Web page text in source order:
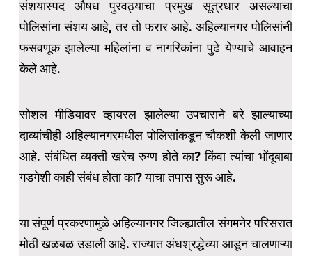
संशयास्पद औषध पुरवठ्याचा प्रमुख सूत्रधार असल्याचा
पोलिसांना संशय आहे, तर तो फरार आहे. अहिल्यानगर पोलिसांनी
फसवणूक झालेल्या महिलांना व नागरिकांना पुढे येण्याचे आवाहन
केले आहे.
सोशल मीडियावर व्हायरल झालेल्या उपचाराने बरे झाल्याच्या
दाव्यांचीही अहिल्यानगरमधील पोलिसांकडून चौकशी केली जाणार
आहे. संबंधित व्यक्ती खरेच रुग्ण होते का? किंवा त्यांचा भोंदूबाबा
गडगेशी काही संबंध होता का? याचा तपास सुरू आहे.
या संपूर्ण प्रकरणामुळे अहिल्यानगर जिल्ह्यातील संगमनेर परिसरात
मोठी खळबळ उडाली आहे. राज्यात अंधश्रद्धेच्या आडून चालणाऱ्या